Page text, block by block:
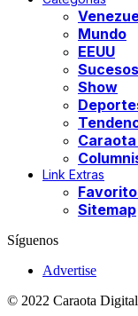
Mundo
EEUU
Sucesos
Show
Link Extras
Sitemap
Síguenos
Advertise
© 2022 Caraota